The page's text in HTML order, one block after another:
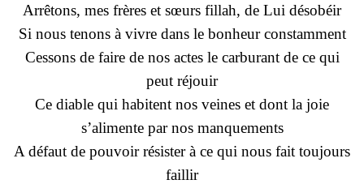
Arrêtons, mes frères et sœurs fillah, de Lui désobéir
Si nous tenons à vivre dans le bonheur constamment
Cessons de faire de nos actes le carburant de ce qui
peut réjouir
Ce diable qui habitent nos veines et dont la joie
s’alimente par nos manquements
A défaut de pouvoir résister à ce qui nous fait toujours
faillir